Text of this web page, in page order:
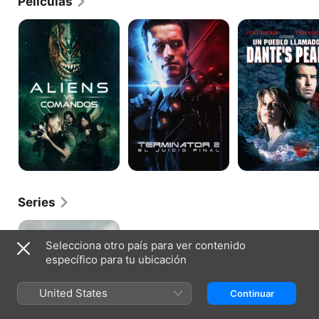
Aliens
Comandos
Terminator
2:
El
Juicio
Final
Un
pueblo
llamado
Dante's
Peak
Series
Alistair
Air
Is
Down
Selecciona otro país para ver contenido
específico para tu ubicación
United States Continuar